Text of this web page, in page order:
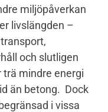
miljöpåverkan
livslängden –
och slutligen
mindre energi
än betong. Dock
i vissa